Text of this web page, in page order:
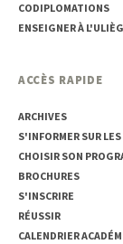
CODIPLOMATIONS
ENSEIGNER À
ACCÈS RAPIDE
ARCHIVES
S'INFORMER SUR
CHOISIR SON
BROCHURES
S'INSCRIRE
RÉUSSIR
CALENDRIER